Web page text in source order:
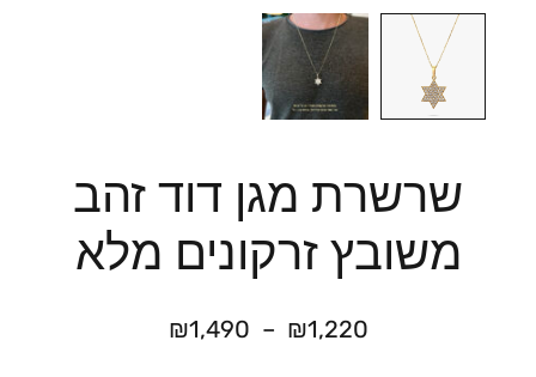
שרשרת מגן דוד זהב
משובץ זרקונים מלא
₪1,220
–
₪1,490